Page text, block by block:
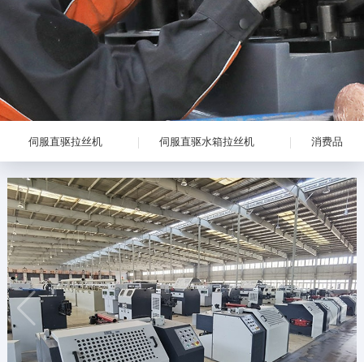
伺服直驱拉丝机 伺服直驱水箱拉丝机 消费品